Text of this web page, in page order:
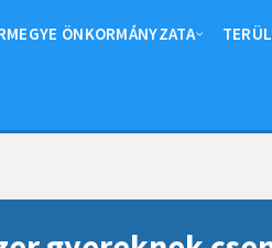
ÖNKORMÁNYZATA